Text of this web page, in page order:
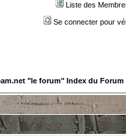
Liste des
Se connecter pour
"le forum" Index du Forum